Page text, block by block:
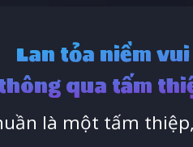
Lan tỏa niềm
qua tấm
là một tấm